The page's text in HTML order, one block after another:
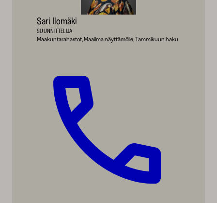
Sari Ilomäki
SUUNNITTELIJA
Maakuntarahastot, Maailma näyttämölle, Tammikuun haku